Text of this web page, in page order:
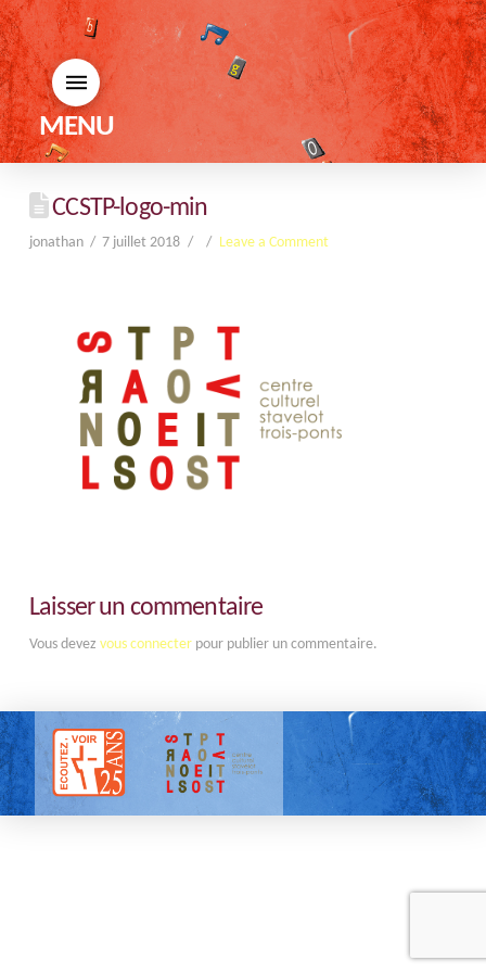
MENU
CCSTP-logo-min
jonathan 7 juillet 2018 Leave a Comment
Laisser un commentaire
Vous devez vous connecterpour publier un commentaire.